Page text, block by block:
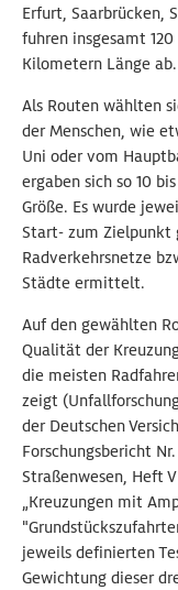
Erfurt, Saarbrücken,
fuhren insgesamt
Kilometern Länge ab.
Als Routen wählten
der Menschen, wie
Uni oder vom
ergaben sich so 10
Größe. Es wurde
Start- zum Zielpunkt
Radverkehrsnetze
Städte ermittelt.
Auf den gewählten
Qualität der
die meisten
zeigt
der Deutschen
Forschungsbericht
Straßenwesen, Heft
„Kreuzungen mit
jeweils definierten
Gewichtung dieser